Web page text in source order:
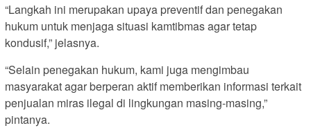
“Langkah ini merupakan upaya preventif dan penegakan
hukum untuk menjaga situasi kamtibmas agar tetap
kondusif,” jelasnya.
“Selain penegakan hukum, kami juga mengimbau
masyarakat agar berperan aktif memberikan informasi terkait
penjualan miras ilegal di lingkungan masing-masing,”
pintanya.